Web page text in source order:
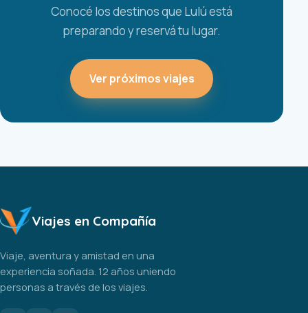
Conocé los destinos que Lulú está
preparando y reservá tu lugar.
Ver próximos viajes
Viajes en Compañía
Viaje, aventura y amistad en una
experiencia soñada. 12 años uniendo
personas a través de los viajes.